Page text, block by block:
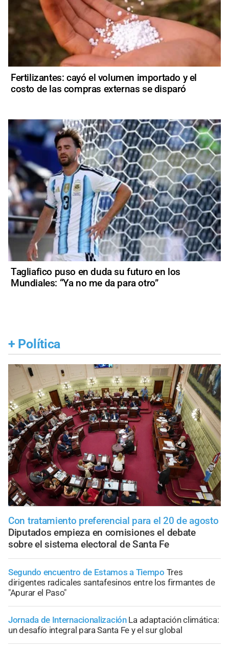
Fertilizantes: cayó el volumen importado y el
costo de las compras externas se disparó
Tagliafico puso en duda su futuro en los
Mundiales: “Ya no me da para otro”
+ Política
Con tratamiento preferencial para el 20 de agosto
Diputados empieza en comisiones el debate
sobre el sistema electoral de Santa Fe
Segundo encuentro de Estamos a Tiempo Tres
dirigentes radicales santafesinos entre los firmantes de
"Apurar el Paso"
Jornada de Internacionalización La adaptación climática:
un desafío integral para Santa Fe y el sur global